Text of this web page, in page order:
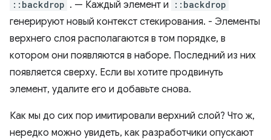
::backdrop . — Каждый элемент и ::backdrop
генерируют новый контекст стекирования. - Элементы
верхнего слоя располагаются в том порядке, в
котором они появляются в наборе. Последний из них
появляется сверху. Если вы хотите продвинуть
элемент, удалите его и добавьте снова.
Как мы до сих пор имитировали верхний слой? Что ж,
нередко можно увидеть, как разработчики опускают